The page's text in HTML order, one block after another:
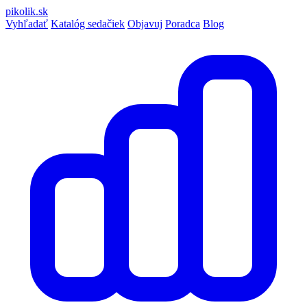
pikolik.sk
Vyhľadať Katalóg sedačiek Objavuj Poradca Blog